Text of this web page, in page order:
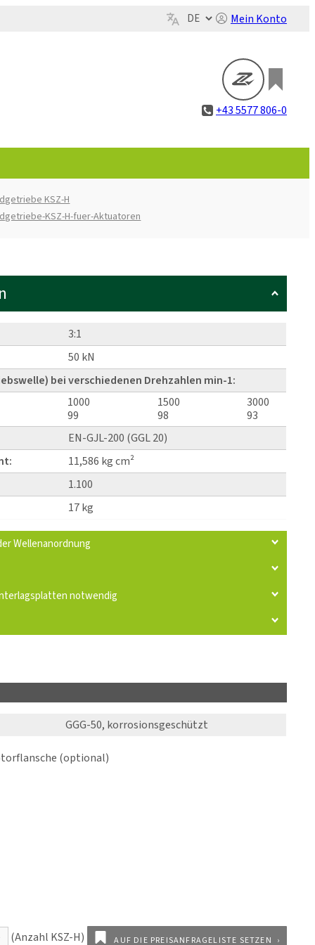
Mein Konto
+43 5577 806-0
KSZ-H
KSZ-H-fuer-Aktuatoren
3:1
50 kN
bei verschiedenen Drehzahlen min-1:
1000
99
1500
98
3000
93
EN-GJL-200 (GGL 20)
11,586 kg cm²
1.100
17 kg
Wellenanordnung
notwendig
GGG-50, korrosionsgeschützt
(optional)
AUF DIE PREISANFRAGELISTE SETZEN